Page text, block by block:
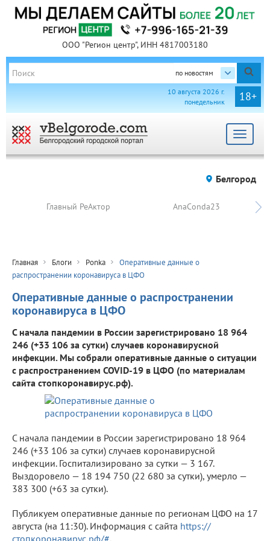
ООО "Регион центр", ИНН 4817003180
по новостям
18+
10 августа 2026 г.
понедельник
Toggle
Белгород
Главный РеАктор AnaConda23
Главная Блоги Ponka
Оперативные данные о
распространении коронавируса в ЦФО
Оперативные данные о распространении
коронавируса в ЦФО
С начала пандемии в России зарегистрировано 18 964
246 (+33 106 за сутки) случаев коронавирусной
инфекции. Мы собрали оперативные данные о ситуации
с распространением COVID-19 в ЦФО (по материалам
сайта стопкоронавирус.рф).
С начала пандемии в России зарегистрировано 18 964
246 (+33 106 за сутки) случаев коронавирусной
инфекции. Госпитализировано за сутки — 3 167.
Выздоровело — 18 194 750 (22 680 за сутки), умерло —
383 300 (+63 за сутки).
Публикуем оперативные данные по регионам ЦФО на 17
августа (на 11:30). Информация с сайта https://
стопкоронавирус.рф/#.